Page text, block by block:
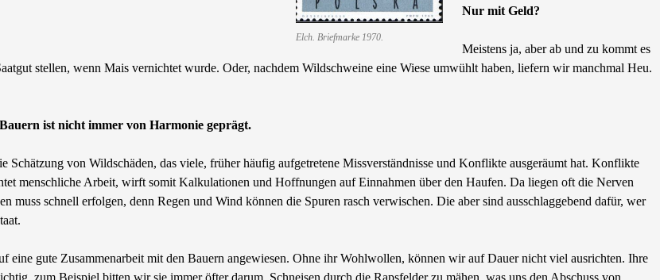
Elch. Briefmarke 1970.
Nur mit Geld?
Meistens ja, aber ab und zu kommt es
stellen, wenn Mais vernichtet wurde. Oder, nachdem Wildschweine eine Wiese umwühlt haben, liefern wir manchmal Heu.
ist nicht immer von Harmonie geprägt.
Schätzung von Wildschäden, das viele, früher häufig aufgetretene Missverständnisse und Konflikte ausgeräumt hat. Konflikte
menschliche Arbeit, wirft somit Kalkulationen und Hoffnungen auf Einnahmen über den Haufen. Da liegen oft die Nerven
muss schnell erfolgen, denn Regen und Wind können die Spuren rasch verwischen. Die aber sind ausschlaggebend dafür, wer
eine gute Zusammenarbeit mit den Bauern angewiesen. Ohne ihr Wohlwollen, können wir auf Dauer nicht viel ausrichten. Ihre